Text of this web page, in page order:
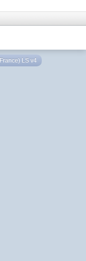
LS v4